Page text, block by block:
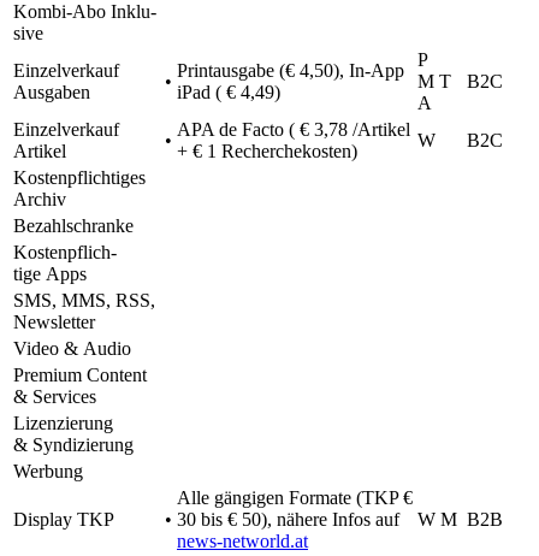
Kombi-Abo Inklu­
sive
Einzel­ver­kauf
Ausgaben
•
Print­aus­gabe (€ 4,50), In-App
iPad ( € 4,49)
P
M T
A
B2C
Einzel­ver­kauf
Artikel
•
APA de Facto ( € 3,78 /Artikel
+ € 1 Recherchekosten)
W
B2C
Kosten­pflich­ti­ges
Archiv
Bezahl­schranke
Kosten­pflich­
tige Apps
SMS, MMS, RSS,
Newsletter
Video & Audio
Premium Content
& Services
Lizen­zie­rung
& Syndizierung
Werbung
Display TKP •
Alle gängi­gen Formate (TKP€
30 bis € 50), nähere Infos auf
news-networld.at
W M B2B